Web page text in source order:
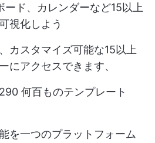
ド、カレンダーなど15以上
視化しよう
カスタマイズ可能な15以上
にアクセスできます、
何百ものテンプレート
を一つのプラットフォーム